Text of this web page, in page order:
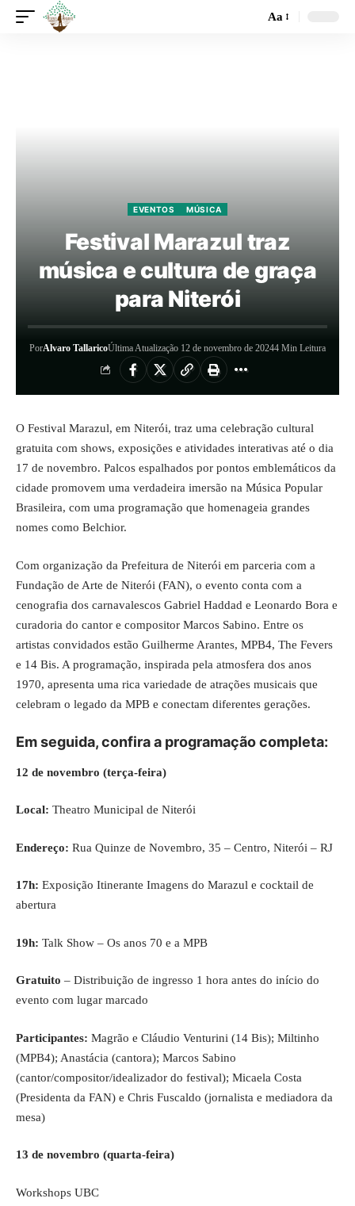
Aa
EVENTOS MÚSICA
Festival Marazul traz
música e cultura de graça
para Niterói
PorAlvaro TallaricoÚltima Atualização 12 de novembro de 20244 Min Leitura
O Festival Marazul, em Niterói, traz uma celebração cultural
gratuita com shows, exposições e atividades interativas até o dia
17 de novembro. Palcos espalhados por pontos emblemáticos da
cidade promovem uma verdadeira imersão na Música Popular
Brasileira, com uma programação que homenageia grandes
nomes como Belchior.
Com organização da Prefeitura de Niterói em parceria com a
Fundação de Arte de Niterói (FAN), o evento conta com a
cenografia dos carnavalescos Gabriel Haddad e Leonardo Bora e
curadoria do cantor e compositor Marcos Sabino. Entre os
artistas convidados estão Guilherme Arantes, MPB4, The Fevers
e 14 Bis. A programação, inspirada pela atmosfera dos anos
1970, apresenta uma rica variedade de atrações musicais que
celebram o legado da MPB e conectam diferentes gerações.
Em seguida, confira a programação completa:
12 de novembro (terça-feira)
Local: Theatro Municipal de Niterói
Endereço: Rua Quinze de Novembro, 35 – Centro, Niterói – RJ
17h: Exposição Itinerante Imagens do Marazul e cocktail de
abertura
19h: Talk Show – Os anos 70 e a MPB
Gratuito – Distribuição de ingresso 1 hora antes do início do
evento com lugar marcado
Participantes: Magrão e Cláudio Venturini (14 Bis); Miltinho
(MPB4); Anastácia (cantora); Marcos Sabino
(cantor/compositor/idealizador do festival); Micaela Costa
(Presidenta da FAN) e Chris Fuscaldo (jornalista e mediadora da
mesa)
13 de novembro (quarta-feira)
Workshops UBC